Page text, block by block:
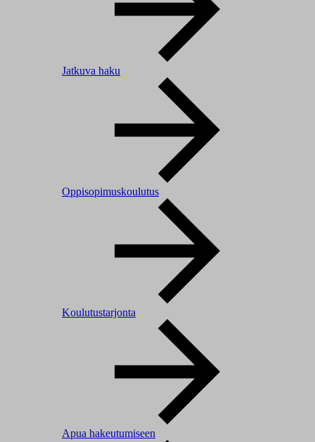
Jatkuva haku
Oppisopimuskoulutus
Koulutustarjonta
Apua hakeutumiseen